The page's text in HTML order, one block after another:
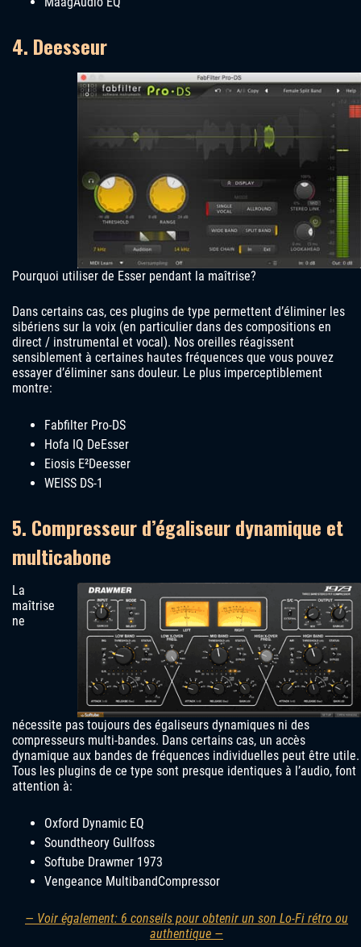
4. Deesseur
Pourquoi utiliser de Esser pendant la maîtrise?
Dans certains cas, ces plugins de type permettent d’éliminer les
sibériens sur la voix (en particulier dans des compositions en
direct / instrumental et vocal). Nos oreilles réagissent
sensiblement à certaines hautes fréquences que vous pouvez
essayer d’éliminer sans douleur. Le plus imperceptiblement
montre:
Fabfilter Pro-DS
Hofa IQ DeEsser
Eiosis E²Deesser
WEISS DS-1
5. Compresseur d’égaliseur dynamique et
multicabone
La
maîtrise
ne
nécessite pas toujours des égaliseurs dynamiques ni des
compresseurs multi-bandes. Dans certains cas, un accès
dynamique aux bandes de fréquences individuelles peut être utile.
Tous les plugins de ce type sont presque identiques à l’audio, font
attention à:
Oxford Dynamic EQ
Soundtheory Gullfoss
Softube Drawmer 1973
Vengeance MultibandCompressor
— Voir également: 6 conseils pour obtenir un son Lo-Fi rétro ou
authentique —